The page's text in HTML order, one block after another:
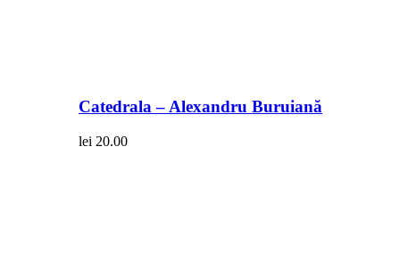
Catedrala – Alexandru Buruiană
lei 20.00